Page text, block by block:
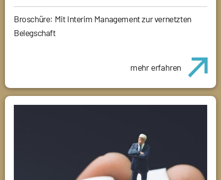
Broschüre: Mit Interim Management zur vernetzten
Belegschaft
mehr erfahren